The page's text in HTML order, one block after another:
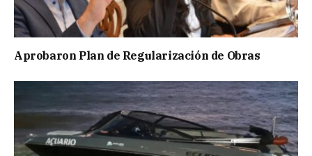
Aprobaron Plan de Regularización de Obras